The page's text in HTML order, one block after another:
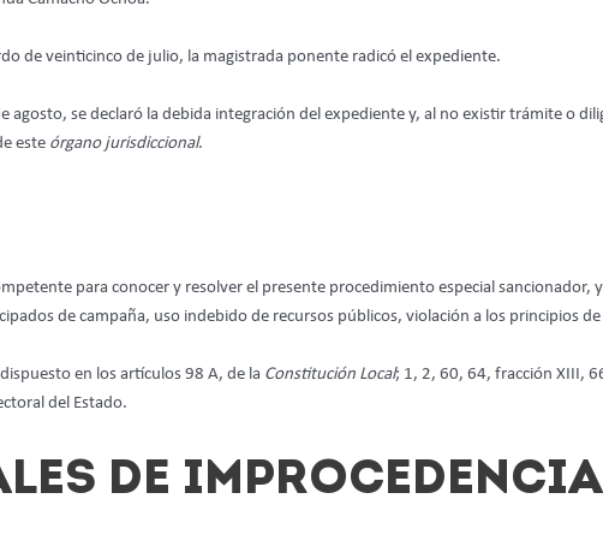
de veinticinco de julio, la magistrada ponente radicó el expediente.
agosto, se declaró la debida integración del expediente y, al no existir trámite o
este órgano jurisdiccional.
para conocer y resolver el presente procedimiento especial
de campaña, uso indebido de recursos públicos, violación a los principios
en los artículos 98 A, de la Constitución Local; 1, 2, 60, 64, fracción XIII,
del Estado.
DE IMPROCEDENCIA